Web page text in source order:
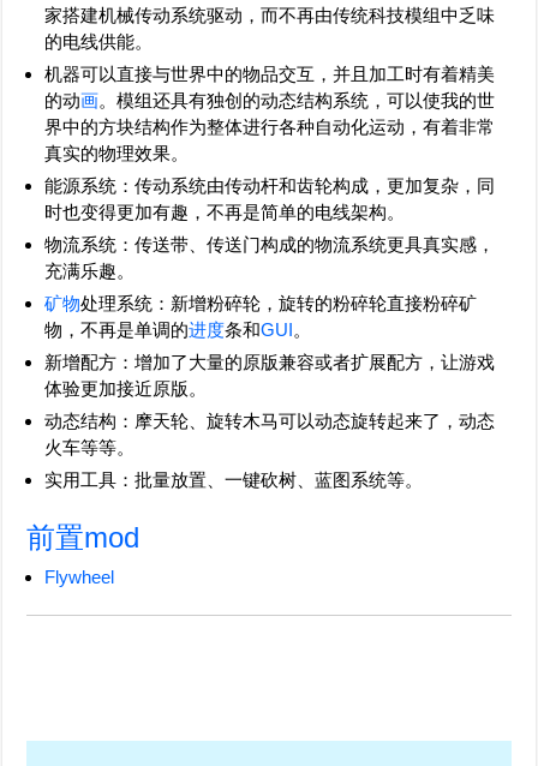
家搭建机械传动系统驱动，而不再由传统科技模组中乏味
的电线供能。
机器可以直接与世界中的物品交互，并且加工时有着精美
的动画。模组还具有独创的动态结构系统，可以使我的世
界中的方块结构作为整体进行各种自动化运动，有着非常
真实的物理效果。
能源系统：传动系统由传动杆和齿轮构成，更加复杂，同
时也变得更加有趣，不再是简单的电线架构。
物流系统：传送带、传送门构成的物流系统更具真实感，
充满乐趣。
矿物处理系统：新增粉碎轮，旋转的粉碎轮直接粉碎矿
物，不再是单调的进度条和GUI。
新增配方：增加了大量的原版兼容或者扩展配方，让游戏
体验更加接近原版。
动态结构：摩天轮、旋转木马可以动态旋转起来了，动态
火车等等。
实用工具：批量放置、一键砍树、蓝图系统等。
前置mod
Flywheel